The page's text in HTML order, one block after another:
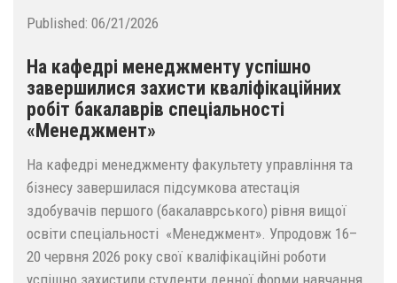
Published: 06/21/2026
На кафедрі менеджменту успішно
завершилися захисти кваліфікаційних
робіт бакалаврів спеціальності
«Менеджмент»
На кафедрі менеджменту факультету управління та
бізнесу завершилася підсумкова атестація
здобувачів першого (бакалаврського) рівня вищої
освіти спеціальності «Менеджмент». Упродовж 16–
20 червня 2026 року свої кваліфікаційні роботи
успішно захистили студенти денної форми навчання